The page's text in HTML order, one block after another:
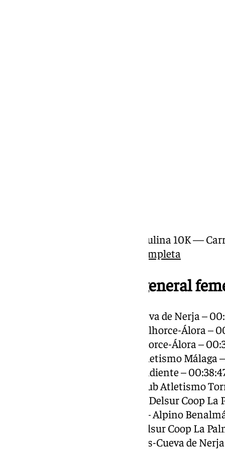
Clasificación general masculina 10K —
Descargar clasificación completa
Top 10 clasificación general
1. Nazha Macrouch – Trops-Cueva de Nerja –
2. Belén Infantes Rojas – Guadalhorce-Álora –
3. Eva Infantes Rojas – Guadalhorce-Álora –
4. Laura Núñez Flores – Club Atletismo Málaga
5. Silvia Sánchez Ríos – Independiente –
6. Montse Rosales Ramallo – Club Atletismo
7. Isabel María Piñero Garrido – Delsur Coop La
8. Eva María Moreda Gabaldón – Alpino
9. Noemí Sánchez Bolaños – Delsur Coop La
10. Maicu López Delgado – Trops-Cueva de